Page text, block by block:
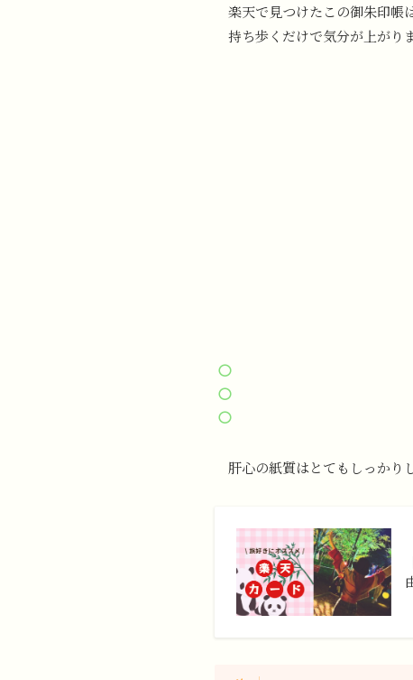
楽天で見つけたこの御朱印帳
持ち歩くだけで気分が上がりま
肝心の紙質はとてもしっかり